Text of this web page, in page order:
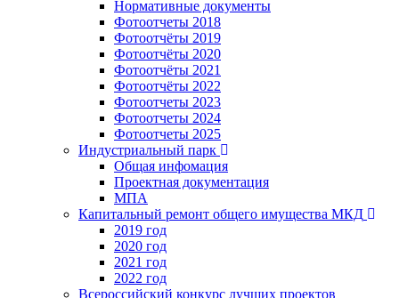
Нормативные документы
Фотоотчеты 2018
Фотоотчёты 2019
Фотоотчёты 2020
Фотоотчёты 2021
Фотоотчёты 2022
Фотоотчеты 2023
Фотоотчеты 2024
Фотоотчеты 2025
Индустриальный парк
Общая инфомация
Проектная документация
МПА
Капитальный ремонт общего имущества МКД
2019 год
2020 год
2021 год
2022 год
Всероссийский конкурс лучших проектов